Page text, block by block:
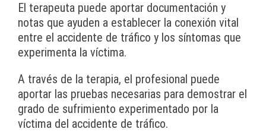
El terapeuta puede aportar documentación y
notas que ayuden a establecer la conexión vital
entre el accidente de tráfico y los síntomas que
experimenta la víctima.
A través de la terapia, el profesional puede
aportar las pruebas necesarias para demostrar el
grado de sufrimiento experimentado por la
víctima del accidente de tráfico.